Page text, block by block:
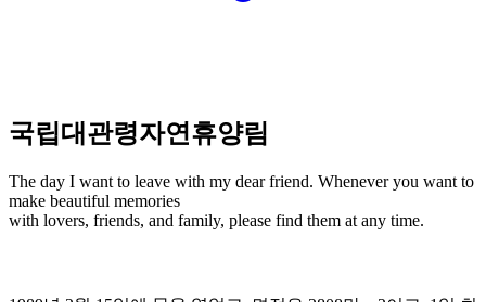
국립대관령자연휴양림
The day I want to leave with my dear friend. Whenever you want to
make beautiful memories
with lovers, friends, and family, please find them at any time.